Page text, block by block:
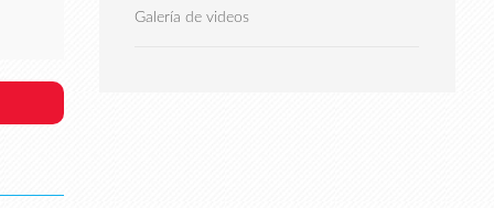
Galería de videos